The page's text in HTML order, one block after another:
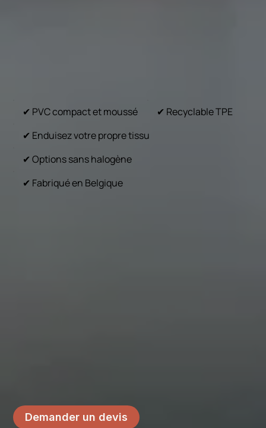
Demander un devis
✔ PVC compact et moussé
✔ Recyclable TPE
✔ Enduisez votre propre tissu
✔ Options sans halogène
✔ Fabriqué en Belgique